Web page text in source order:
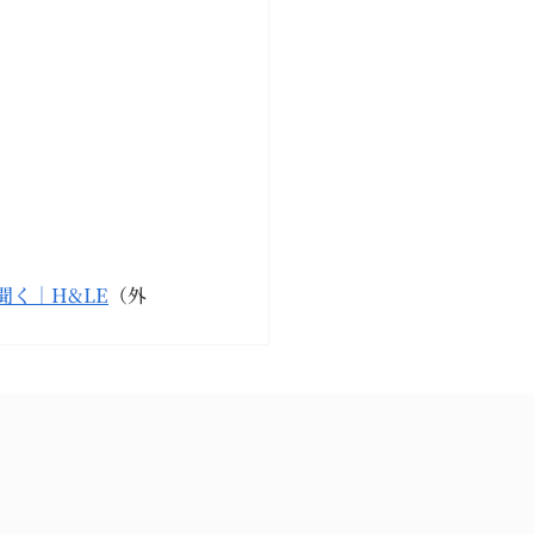
く｜H&LE （外